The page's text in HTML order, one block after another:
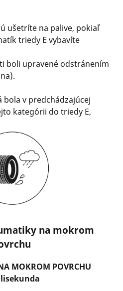
ušetríte na palive, pokiaľ
triedy E vybavíte
boli upravené odstránením
v predchádzajúcej
kategórii do triedy E,
na mokrom
MOKROM POVRCHU